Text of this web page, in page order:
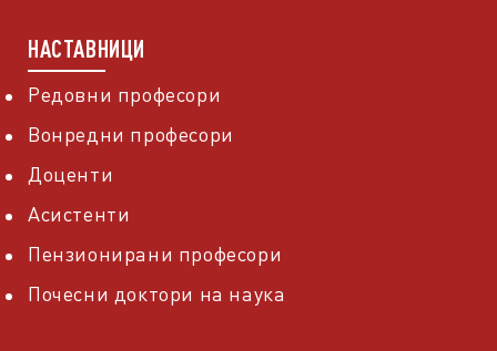
НАСТАВНИЦИ
Редовни професори
Вонредни професори
Доценти
Асистенти
Пензионирани професори
Почесни доктори на наука